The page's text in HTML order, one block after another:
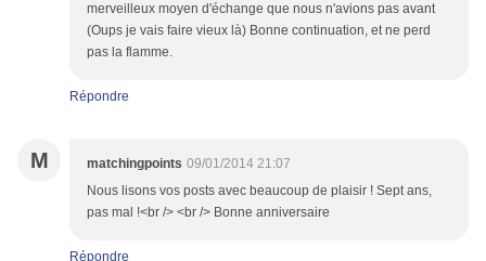
merveilleux moyen d'échange que nous n'avions pas avant
(Oups je vais faire vieux là) Bonne continuation, et ne perd
pas la flamme.
Répondre
M matchingpoints 09/01/2014 21:07
Nous lisons vos posts avec beaucoup de plaisir ! Sept ans,
pas mal !<br /> <br /> Bonne anniversaire
Répondre